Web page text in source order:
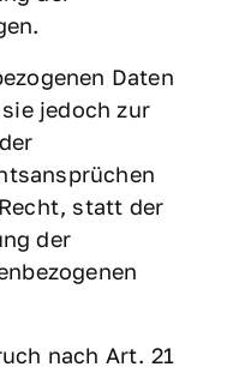
Daten
jedoch zur
statt der
der
nach Art. 21